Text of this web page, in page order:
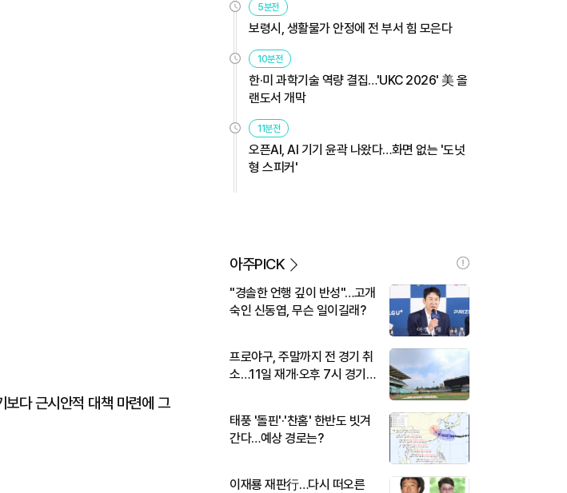
다 근시안적 대책 마련에 그
5분전
보령시, 생활물가 안정에 전 부서 힘 모은다
10분전
한·미 과학기술 역량 결집…'UKC 2026' 美 올
랜도서 개막
11분전
오픈AI, AI 기기 윤곽 나왔다…화면 없는 '도넛
형 스피커'
아주PICK
"경솔한 언행 깊이 반성"…고개
숙인 신동엽, 무슨 일이길래?
프로야구, 주말까지 전 경기 취
소…11일 재개·오후 7시 경기
태풍 '돌핀'·'찬홈' 한반도 빗겨
간다…예상 경로는?
이재룡 재판行…다시 떠오른